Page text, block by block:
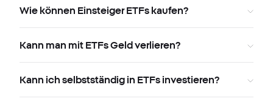
Wie können Einsteiger ETFs kaufen?
Kann man mit ETFs Geld verlieren?
Kann ich selbstständig in ETFs investieren?